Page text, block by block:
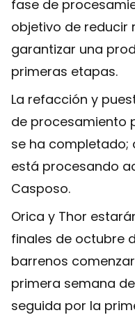
fase de
objetivo de reducir
garantizar una
primeras etapas.
La refacción y
de procesamiento
se ha
está procesando
Casposo.
Orica y Thor
finales de octubre
barrenos
primera semana
seguida por la